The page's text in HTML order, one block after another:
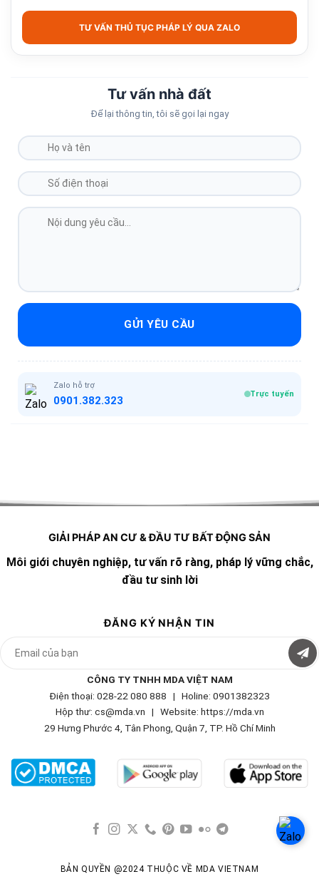
TƯ VẤN THỦ TỤC PHÁP LÝ QUA ZALO
Tư vấn nhà đất
Để lại thông tin, tôi sẽ gọi lại ngay
GỬI YÊU CẦU
Zalo hỗ trợ
0901.382.323 Trực tuyến
GIẢI PHÁP AN CƯ & ĐẦU TƯ BẤT ĐỘNG SẢN
Môi giới chuyên nghiệp, tư vấn rõ ràng, pháp lý vững chắc,
đầu tư sinh lời
ĐĂNG KÝ NHẬN TIN
CÔNG TY TNHH MDA VIỆT NAM
Điện thoại: 028-22 080 888 | Holine: 0901382323
Hộp thư: cs@mda.vn | Website: https://mda.vn
29 Hưng Phước 4, Tân Phong, Quận 7, TP. Hồ Chí Minh
BẢN QUYỀN @2024 THUỘC VỀ MDA VIETNAM